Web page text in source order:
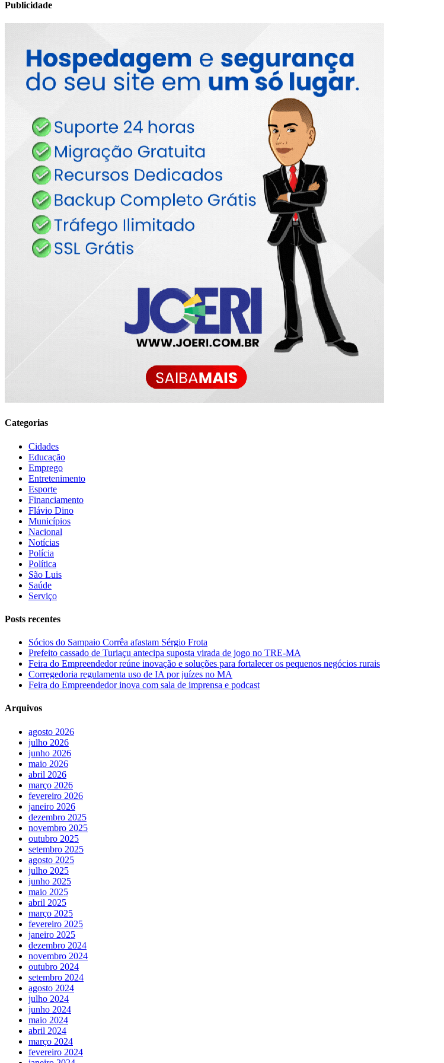
Publicidade
Categorias
Cidades
Educação
Emprego
Entretenimento
Esporte
Financiamento
Flávio Dino
Municípios
Nacional
Notícias
Polícia
Política
São Luis
Saúde
Serviço
Posts recentes
Sócios do Sampaio Corrêa afastam Sérgio Frota
Prefeito cassado de Turiaçu antecipa suposta virada de jogo no TRE-MA
Feira do Empreendedor reúne inovação e soluções para fortalecer os pequenos negócios rurais
Corregedoria regulamenta uso de IA por juízes no MA
Feira do Empreendedor inova com sala de imprensa e podcast
Arquivos
agosto 2026
julho 2026
junho 2026
maio 2026
abril 2026
março 2026
fevereiro 2026
janeiro 2026
dezembro 2025
novembro 2025
outubro 2025
setembro 2025
agosto 2025
julho 2025
junho 2025
maio 2025
abril 2025
março 2025
fevereiro 2025
janeiro 2025
dezembro 2024
novembro 2024
outubro 2024
setembro 2024
agosto 2024
julho 2024
junho 2024
maio 2024
abril 2024
março 2024
fevereiro 2024